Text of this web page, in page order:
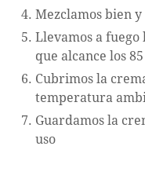
Mezclamos bien
Llevamos a
que alcance los 85
Cubrimos la
temperatura
Guardamos la
uso